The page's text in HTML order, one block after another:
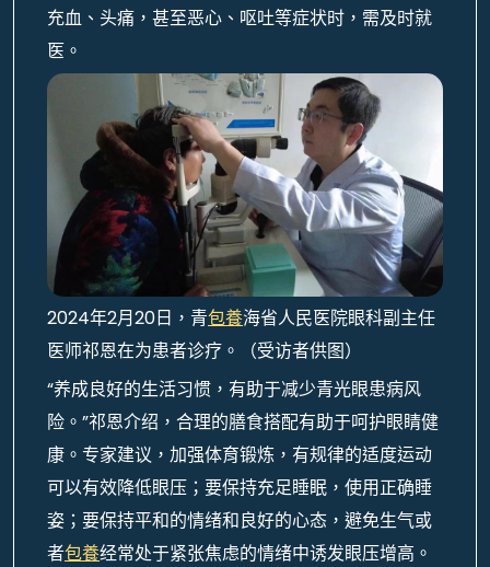
充血、头痛，甚至恶心、呕吐等症状时，需及时就
医。
2024年2月20日，青包養海省人民医院眼科副主任
医师祁恩在为患者诊疗。（受访者供图）
“养成良好的生活习惯，有助于减少青光眼患病风
险。”祁恩介绍，合理的膳食搭配有助于呵护眼睛健
康。专家建议，加强体育锻炼，有规律的适度运动
可以有效降低眼压；要保持充足睡眠，使用正确睡
姿；要保持平和的情绪和良好的心态，避免生气或
者包養经常处于紧张焦虑的情绪中诱发眼压增高。